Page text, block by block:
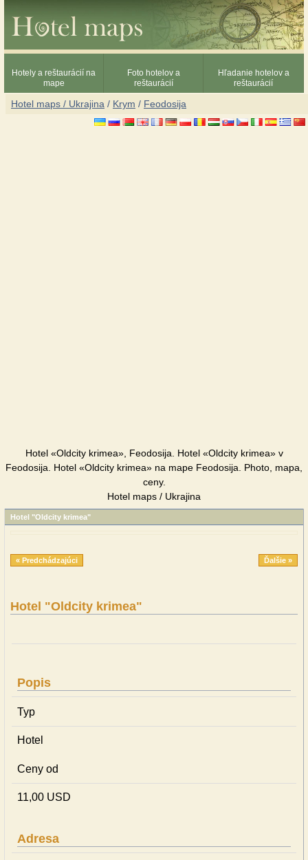
Hotely a reštaurácií na
mape
Foto hotelov a
reštaurácií
Hľadanie hotelov a
reštaurácií
Hotel maps / Ukrajina / Krym / Feodosija
Hotel «Oldcity krimea», Feodosija. Hotel «Oldcity krimea» v
Feodosija. Hotel «Oldcity krimea» na mape Feodosija. Photo, mapa,
ceny.
Hotel maps / Ukrajina
Hotel "Oldcity krimea"
« Predchádzajúci Ďalšie »
Hotel "Oldcity krimea"
Popis
Typ
Hotel
Ceny od
11,00 USD
Adresa